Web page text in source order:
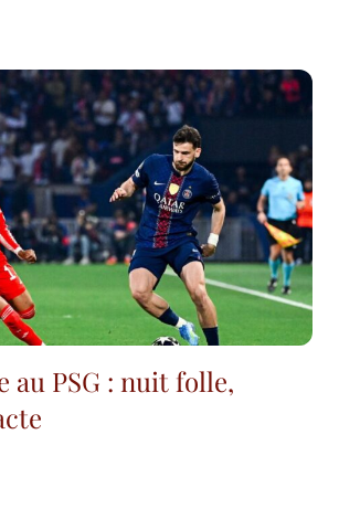
au PSG : nuit folle,